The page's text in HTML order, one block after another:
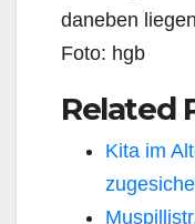
daneben
Foto: hgb
Related
Kita im